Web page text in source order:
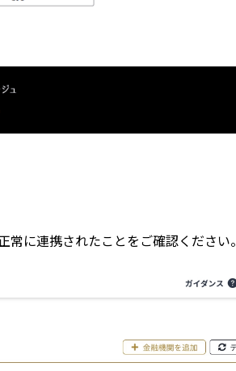
に連携されたことをご確認ください。